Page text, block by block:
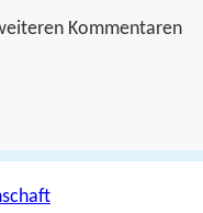
Kommentaren